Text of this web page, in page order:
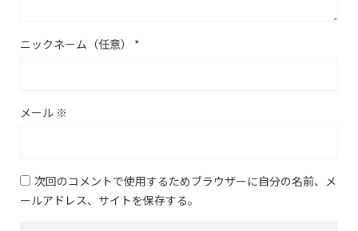
ニックネーム（任意） *
メール ※
次回のコメントで使用するためブラウザーに自分の名前、メ
ールアドレス、サイトを保存する。